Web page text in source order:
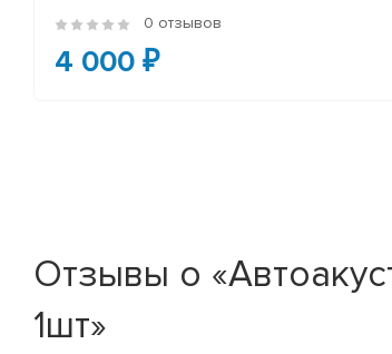
0 отзывов
4 000 ₽
Отзывы о
1шт»